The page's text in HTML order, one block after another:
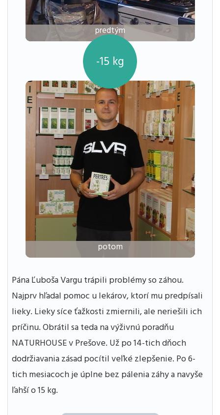
predtým
potom
-15 kg
Pána Ľuboša Vargu trápili problémy so záhou.
Najprv hľadal pomoc u lekárov, ktorí mu predpísali
lieky. Lieky síce ťažkosti zmiernili, ale neriešili ich
príčinu. Obrátil sa teda na výživnú poradňu
NATURHOUSE v Prešove. Už po 14-tich dňoch
dodržiavania zásad pocítil veľké zlepšenie. Po 6-
tich mesiacoch je úplne bez pálenia záhy a navyše
ľahší o 15 kg.